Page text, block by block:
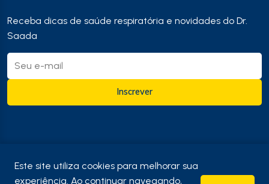
Receba dicas de saúde respiratória e novidades do Dr.
Saada
Inscrever
© 2026 Dr. Mohamad Saada. Todos os direitos reservados.
CRM: 145099 | RQE: 64938
Este site utiliza cookies para melhorar sua
experiência. Ao continuar navegando,